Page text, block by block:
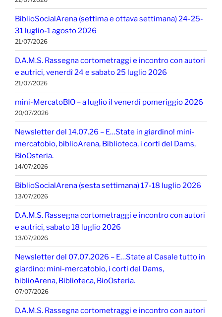
BiblioSocialArena (settima e ottava settimana) 24-25-
31 luglio-1 agosto 2026
21/07/2026
D.A.M.S. Rassegna cortometraggi e incontro con autori
e autrici, venerdì 24 e sabato 25 luglio 2026
21/07/2026
mini-MercatoBIO – a luglio il venerdì pomeriggio 2026
20/07/2026
Newsletter del 14.07.26 – E…State in giardino! mini-
mercatobio, biblioArena, Biblioteca, i corti del Dams,
BioOsteria.
14/07/2026
BiblioSocialArena (sesta settimana) 17-18 luglio 2026
13/07/2026
D.A.M.S. Rassegna cortometraggi e incontro con autori
e autrici, sabato 18 luglio 2026
13/07/2026
Newsletter del 07.07.2026 – E…State al Casale tutto in
giardino: mini-mercatobio, i corti del Dams,
biblioArena, Biblioteca, BioOsteria.
07/07/2026
D.A.M.S. Rassegna cortometraggi e incontro con autori